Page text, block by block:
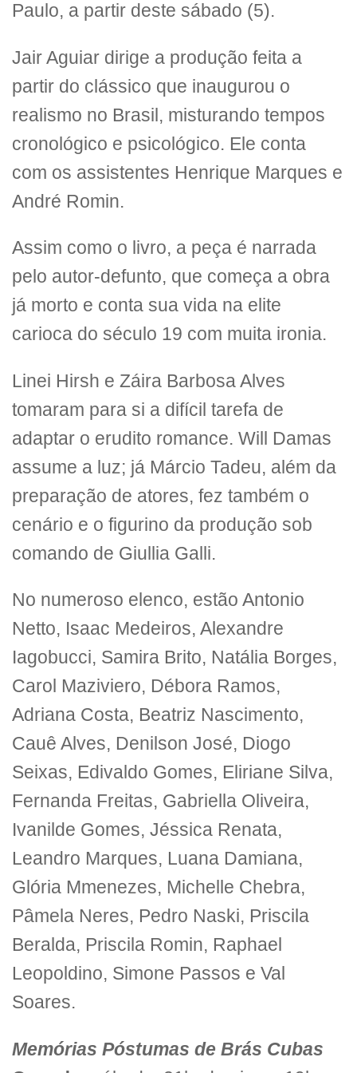
Paulo, a partir deste sábado (5).
Jair Aguiar dirige a produção feita a
partir do clássico que inaugurou o
realismo no Brasil, misturando tempos
cronológico e psicológico. Ele conta
com os assistentes Henrique Marques e
André Romin.
Assim como o livro, a peça é narrada
pelo autor-defunto, que começa a obra
já morto e conta sua vida na elite
carioca do século 19 com muita ironia.
Linei Hirsh e Záira Barbosa Alves
tomaram para si a difícil tarefa de
adaptar o erudito romance. Will Damas
assume a luz; já Márcio Tadeu, além da
preparação de atores, fez também o
cenário e o figurino da produção sob
comando de Giullia Galli.
No numeroso elenco, estão Antonio
Netto, Isaac Medeiros, Alexandre
Iagobucci, Samira Brito, Natália Borges,
Carol Maziviero, Débora Ramos,
Adriana Costa, Beatriz Nascimento,
Cauê Alves, Denilson José, Diogo
Seixas, Edivaldo Gomes, Eliriane Silva,
Fernanda Freitas, Gabriella Oliveira,
Ivanilde Gomes, Jéssica Renata,
Leandro Marques, Luana Damiana,
Glória Mmenezes, Michelle Chebra,
Pâmela Neres, Pedro Naski, Priscila
Beralda, Priscila Romin, Raphael
Leopoldino, Simone Passos e Val
Soares.
Memórias Póstumas de Brás Cubas